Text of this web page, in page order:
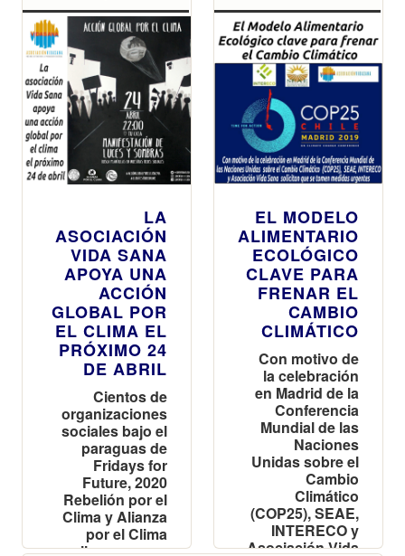
LA
ASOCIACIÓN
VIDA SANA
APOYA UNA
ACCIÓN
GLOBAL POR
EL CLIMA EL
PRÓXIMO 24
DE ABRIL
Cientos de
organizaciones
sociales bajo el
paraguas de
Fridays for
Future, 2020
Rebelión por el
Clima y Alianza
por el Clima
llaman a una
EL MODELO
ALIMENTARIO
ECOLÓGICO
CLAVE PARA
FRENAR EL
CAMBIO
CLIMÁTICO
Con motivo de
la celebración
en Madrid de la
Conferencia
Mundial de las
Naciones
Unidas sobre el
Cambio
Climático
(COP25), SEAE,
INTERECO y
Asociación Vida